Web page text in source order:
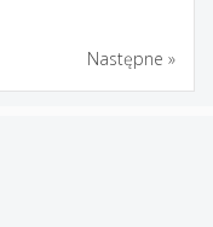
Następne »